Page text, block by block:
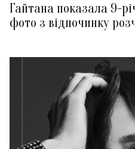
Гайтана показала 9-
фото з відпочинку